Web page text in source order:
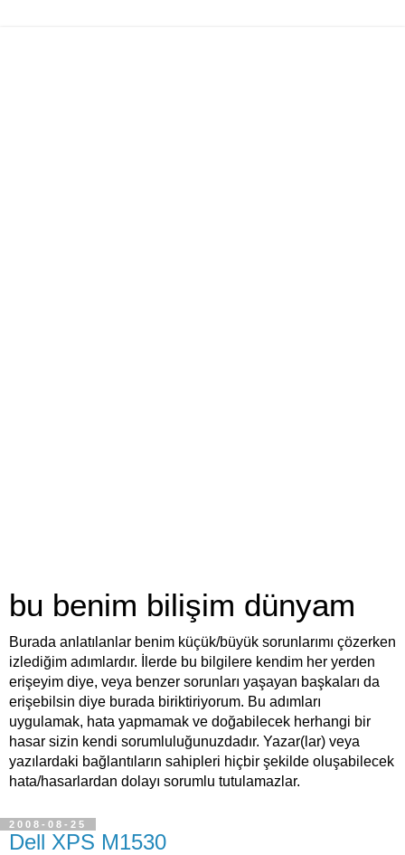
bu benim bilişim dünyam
Burada anlatılanlar benim küçük/büyük sorunlarımı çözerken
izlediğim adımlardır. İlerde bu bilgilere kendim her yerden
erişeyim diye, veya benzer sorunları yaşayan başkaları da
erişebilsin diye burada biriktiriyorum. Bu adımları
uygulamak, hata yapmamak ve doğabilecek herhangi bir
hasar sizin kendi sorumluluğunuzdadır. Yazar(lar) veya
yazılardaki bağlantıların sahipleri hiçbir şekilde oluşabilecek
hata/hasarlardan dolayı sorumlu tutulamazlar.
2008-08-25
Dell XPS M1530